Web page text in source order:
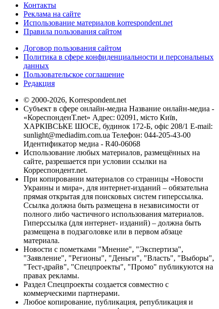
Контакты
Реклама на сайте
Использование материалов korrespondent.net
Правила пользования сайтом
Договор пользования сайтом
Политика в сфере конфиденциальности и персональных
данных
Пользовательское соглашение
Редакция
© 2000-2026, Korrespondent.net
Субъект в сфере онлайн-медиа Название онлайн-медиа -
«КореспонденТ.net» Адрес: 02091, місто Київ,
ХАРКІВСЬКЕ ШОСЕ, будинок 172-Б, офіс 208/1 E-mail:
sunlight@mediadim.com.ua Телефон: 044-205-43-00
Идентификатор медиа - R40-06068
Использование любых материалов, размещённых на
сайте, разрешается при условии ссылки на
Корреспондент.net.
При копировании материалов со страницы «Новости
Украины и мира», для интернет-изданий – обязательна
прямая открытая для поисковых систем гиперссылка.
Ссылка должна быть размещена в независимости от
полного либо частичного использования материалов.
Гиперссылка (для интернет- изданий) – должна быть
размещена в подзаголовке или в первом абзаце
материала.
Новости с пометками "Мнение", "Экспертиза",
"Заявление", "Регионы", "Деньги", "Власть", "Выборы",
"Тест-драйв", "Спецпроекты", "Промо" публикуются на
правах рекламы.
Раздел Спецпроекты создается совместно с
коммерческими партнерами.
Любое копирование, публикация, републикация и